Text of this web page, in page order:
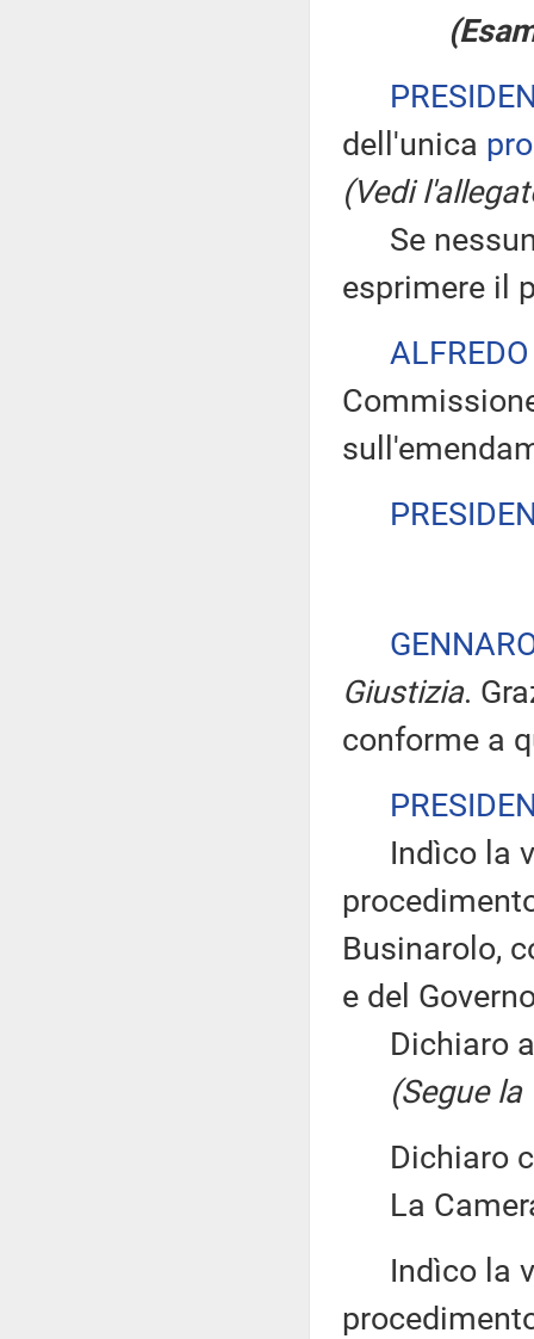
dell'unica
(Vedi
Se
esprimere il
Giustizia.
conforme a
Indìco la
Businarolo,
e del
Dichiaro
(Segue
Dichiaro
La
Indìco la